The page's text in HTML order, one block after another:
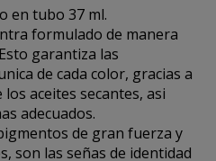
en tubo 37 ml.
formulado de manera
garantiza las
de cada color, gracias a
los aceites secantes, asi
adecuados.
de gran fuerza y
son las señas de identidad